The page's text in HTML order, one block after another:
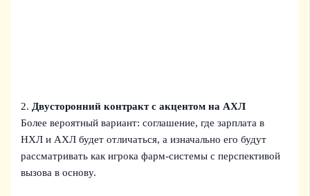
2. Двусторонний контракт с акцентом на АХЛ
Более вероятный вариант: соглашение, где зарплата в
НХЛ и АХЛ будет отличаться, а изначально его будут
рассматривать как игрока фарм-системы с перспективой
вызова в основу.